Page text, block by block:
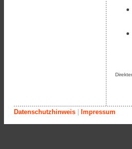
Datenschutzhinweis Impressum